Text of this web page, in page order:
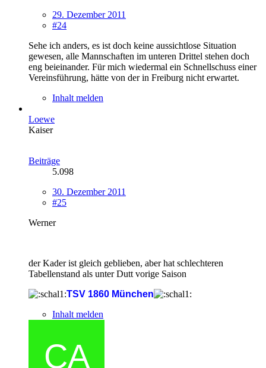
29. Dezember 2011
#24
Sehe ich anders, es ist doch keine aussichtlose Situation
gewesen, alle Mannschaften im unteren Drittel stehen doch
eng beieinander. Für mich wiedermal ein Schnellschuss einer
Vereinsführung, hätte von der in Freiburg nicht erwartet.
Inhalt melden
Loewe
Kaiser
Beiträge
5.098
30. Dezember 2011
#25
Werner
der Kader ist gleich geblieben, aber hat schlechteren
Tabellenstand als unter Dutt vorige Saison
TSV 1860 München
Inhalt melden